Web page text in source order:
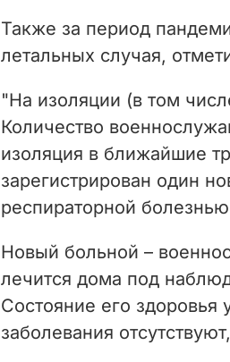
Также за период
летальных случая,
"На изоляции (в том
Количество
изоляция в ближайшие
зарегистрирован один
респираторной
Новый больной –
лечится дома под
Состояние его здоровья
заболевания